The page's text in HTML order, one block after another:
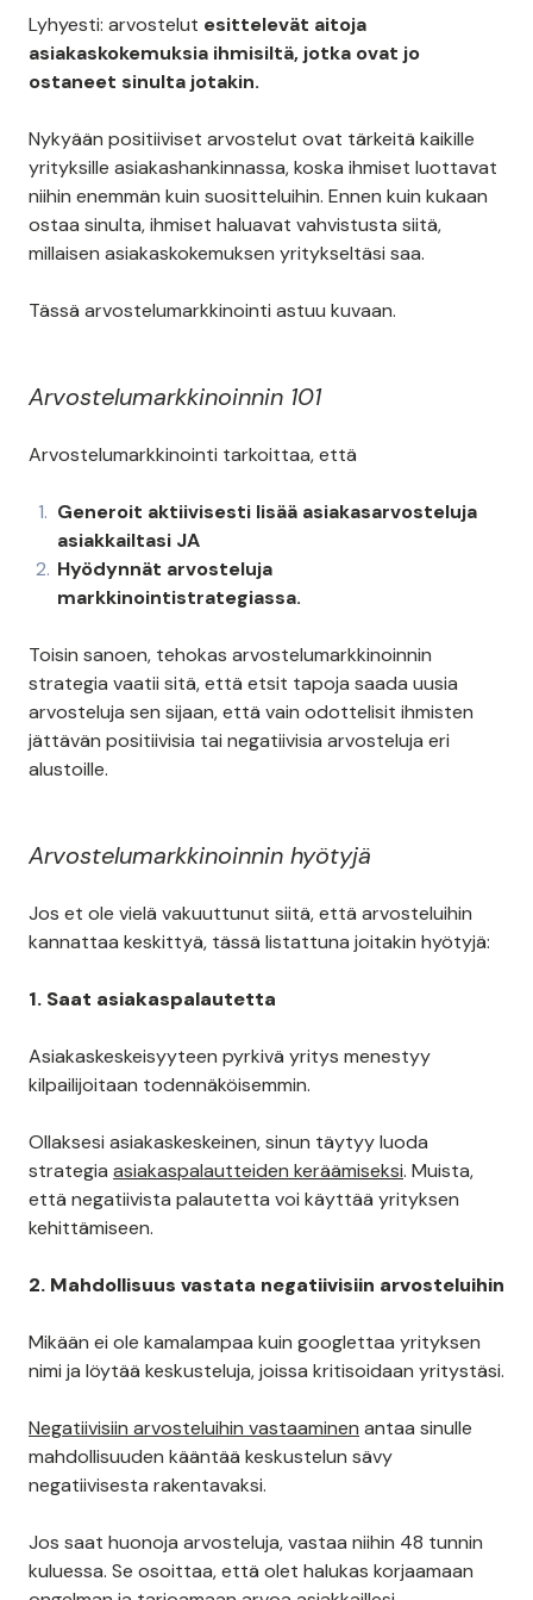
Lyhyesti: arvostelut esittelevät aitoja
asiakaskokemuksia ihmisiltä, jotka ovat jo
ostaneet sinulta jotakin.
Nykyään positiiviset arvostelut ovat tärkeitä kaikille
yrityksille asiakashankinnassa, koska ihmiset luottavat
niihin enemmän kuin suositteluihin. Ennen kuin kukaan
ostaa sinulta, ihmiset haluavat vahvistusta siitä,
millaisen asiakaskokemuksen yritykseltäsi saa.
Tässä arvostelumarkkinointi astuu kuvaan.
Arvostelumarkkinoinnin 101
Arvostelumarkkinointi tarkoittaa, että
Generoit aktiivisesti lisää asiakasarvosteluja
asiakkailtasi JA
Hyödynnät arvosteluja
markkinointistrategiassa.
Toisin sanoen, tehokas arvostelumarkkinoinnin
strategia vaatii sitä, että etsit tapoja saada uusia
arvosteluja sen sijaan, että vain odottelisit ihmisten
jättävän positiivisia tai negatiivisia arvosteluja eri
alustoille.
Arvostelumarkkinoinnin hyötyjä
Jos et ole vielä vakuuttunut siitä, että arvosteluihin
kannattaa keskittyä, tässä listattuna joitakin hyötyjä:
1. Saat asiakaspalautetta
Asiakaskeskeisyyteen pyrkivä yritys menestyy
kilpailijoitaan todennäköisemmin.
Ollaksesi asiakaskeskeinen, sinun täytyy luoda
strategia asiakaspalautteiden keräämiseksi. Muista,
että negatiivista palautetta voi käyttää yrityksen
kehittämiseen.
2. Mahdollisuus vastata negatiivisiin arvosteluihin
Mikään ei ole kamalampaa kuin googlettaa yrityksen
nimi ja löytää keskusteluja, joissa kritisoidaan yritystäsi.
Negatiivisiin arvosteluihin vastaaminen antaa sinulle
mahdollisuuden kääntää keskustelun sävy
negatiivisesta rakentavaksi.
Jos saat huonoja arvosteluja, vastaa niihin 48 tunnin
kuluessa. Se osoittaa, että olet halukas korjaamaan